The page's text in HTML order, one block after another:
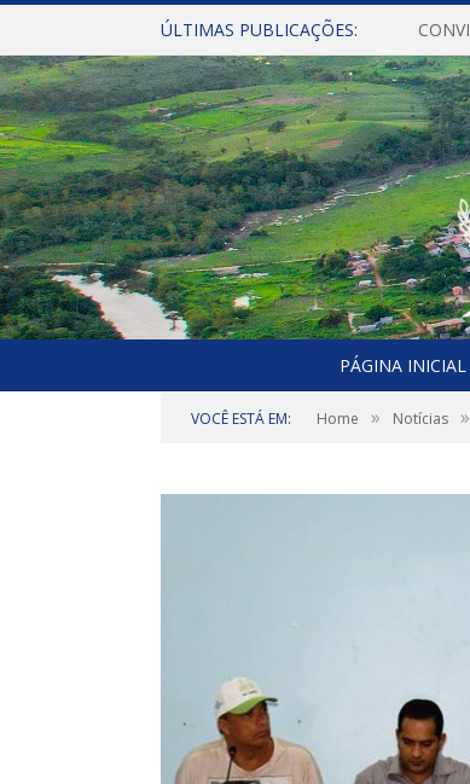
ÚLTIMAS PUBLICAÇÕES:
PÁGINA INICIAL
VOCÊ ESTÁ EM: Home » Notícias »